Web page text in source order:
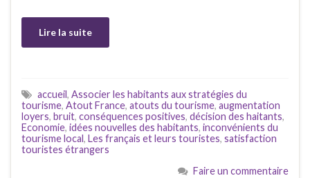
Lire la suite
accueil, Associer les habitants aux stratégies du
tourisme, Atout France, atouts du tourisme, augmentation
loyers, bruit, conséquences positives, décision des haitants,
Economie, idées nouvelles des habitants, inconvénients du
tourisme local, Les français et leurs touristes, satisfaction
touristes étrangers
Faire un commentaire